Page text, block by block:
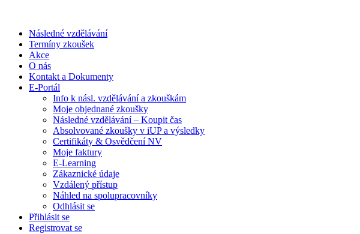
Následné vzdělávání
Termíny zkoušek
Akce
O nás
Kontakt a Dokumenty
E-Portál
Info k násl. vzdělávání a zkouškám
Moje objednané zkoušky
Následné vzdělávání – Koupit čas
Absolvované zkoušky v iUP a výsledky
Certifikáty & Osvědčení NV
Moje faktury
E-Learning
Zákaznické údaje
Vzdálený přístup
Náhled na spolupracovníky
Odhlásit se
Přihlásit se
Registrovat se